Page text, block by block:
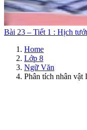
Bài 23 – Tiết 1 : Hịch
Home
Lớp 8
Ngữ Văn
Phân tích nhân vật